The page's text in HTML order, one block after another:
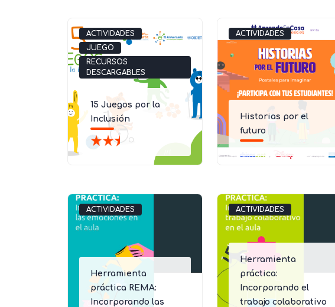
ACTIVIDADES
JUEGO
RECURSOS
DESCARGABLES
15 Juegos por la
Inclusión
ACTIVIDADES
Historias por el
futuro
ACTIVIDADES
Herramienta
práctica REMA:
Incorporando las
ACTIVIDADES
Herramienta
práctica:
Incorporando el
trabajo colaborativo